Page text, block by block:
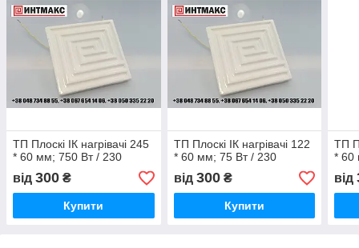
ТП Плоскі ІК нагрівачі 245
* 60 мм; 750 Вт / 230
від 300 ₴
Купити
ТП Плоскі ІК нагрівачі 122
* 60 мм; 75 Вт / 230
від 300₴
Купити
ТП
* 60
від